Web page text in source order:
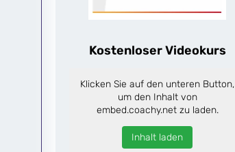
Kostenloser Videokurs
Klicken Sie auf den unteren Button,
um den Inhalt von
embed.coachy.net zu laden.
Inhalt laden